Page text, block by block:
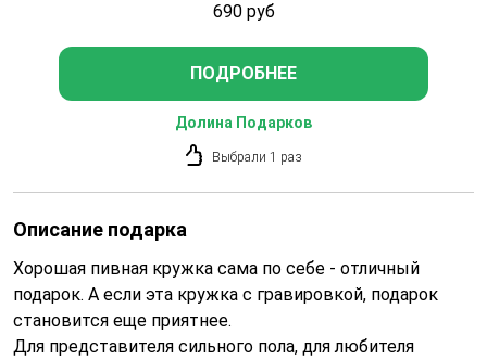
690 руб
ПОДРОБНЕЕ
Долина Подарков
Выбрали 1 раз
Описание подарка
Хорошая пивная кружка сама по себе - отличный
подарок. А если эта кружка с гравировкой, подарок
становится еще приятнее.
Для представителя сильного пола, для любителя